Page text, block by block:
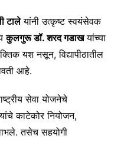
टालेयांनी उत्कृष्ट स्वयंसेवक
कुलगुरू डॉ. शरद गडाखयांच्या
यश नसून, विद्यापीठातील
आहे.
सेवा योजनेचे
काटेकोर नियोजन,
तसेच सहयोगी